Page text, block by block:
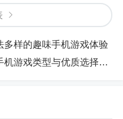
碑。你可以问问身边
可以在网上看看用户
一般在游戏资源、下
较靠谱。比如说，腾
门游戏，而且更新也
多样的趣味手机游戏体验
游戏类型与优质选择推荐